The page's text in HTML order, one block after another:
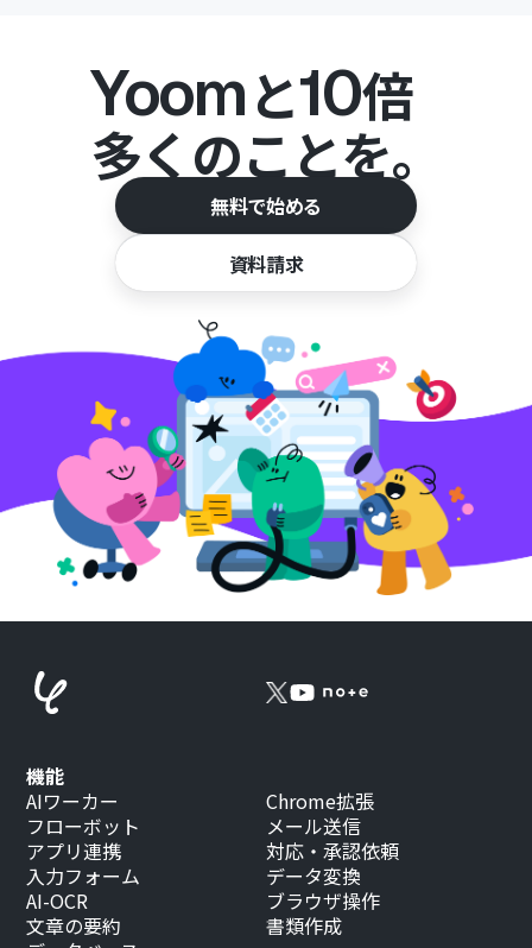
Yoomと10倍
多くのことを。
無料で始める
資料請求
機能
AIワーカー
フローボット
アプリ連携
入力フォーム
AI-OCR
文章の要約
Chrome拡張
メール送信
対応・承認依頼
データ変換
ブラウザ操作
書類作成